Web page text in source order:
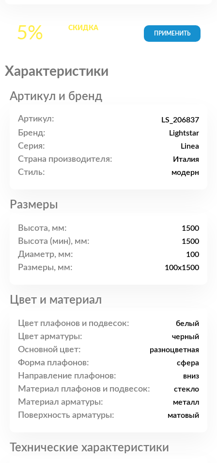
5% СКИДКАна все
Характеристики
Артикул и бренд
Артикул: LS_206837
Бренд: Lightstar
Серия: Linea
Страна производителя: Италия
Стиль: модерн
Размеры
Высота, мм: 1500
Высота (мин), мм: 1500
Диаметр, мм: 100
Размеры, мм: 100x1500
Цвет и материал
Цвет плафонов и подвесок: белый
Цвет арматуры: черный
Основной цвет: разноцветная
Форма плафонов: сфера
Направление плафонов: вниз
Материал плафонов и подвесок: стекло
Материал арматуры: металл
Поверхность арматуры: матовый
Технические характеристики